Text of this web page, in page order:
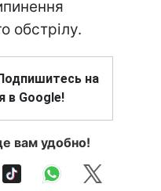
обстрілу.
на
в Google!
вам удобно!